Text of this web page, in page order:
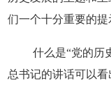
们一个十分重要的提
什么是“党的历
总书记的讲话可以